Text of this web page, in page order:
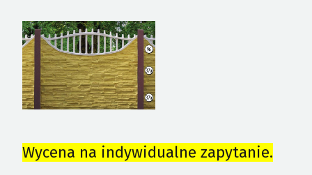
Wycena na indywidualne zapytanie.